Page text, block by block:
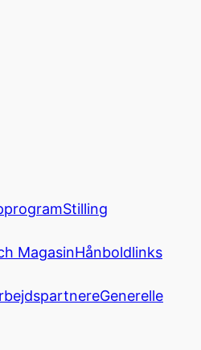
Stilling
MagasinHånboldlinks
Generelle